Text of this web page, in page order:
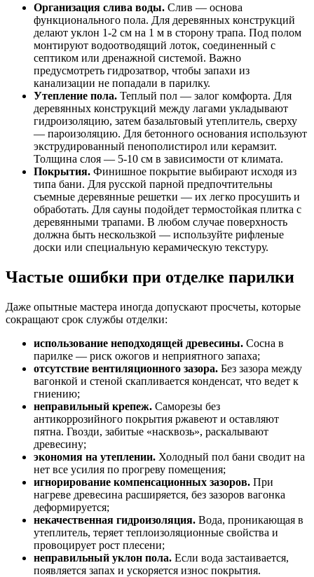
Организация слива воды. Слив — основа
функционального пола. Для деревянных конструкций
делают уклон 1-2 см на 1 м в сторону трапа. Под полом
монтируют водоотводящий лоток, соединенный с
септиком или дренажной системой. Важно
предусмотреть гидрозатвор, чтобы запахи из
канализации не попадали в парилку.
Утепление пола. Теплый пол — залог комфорта. Для
деревянных конструкций между лагами укладывают
гидроизоляцию, затем базальтовый утеплитель, сверху
— пароизоляцию. Для бетонного основания используют
экструдированный пенополистирол или керамзит.
Толщина слоя — 5-10 см в зависимости от климата.
Покрытия. Финишное покрытие выбирают исходя из
типа бани. Для русской парной предпочтительны
съемные деревянные решетки — их легко просушить и
обработать. Для сауны подойдет термостойкая плитка с
деревянными трапами. В любом случае поверхность
должна быть нескользкой — используйте рифленые
доски или специальную керамическую текстуру.
Частые ошибки при отделке парилки
Даже опытные мастера иногда допускают просчеты, которые
сокращают срок службы отделки:
использование неподходящей древесины. Сосна в
парилке — риск ожогов и неприятного запаха;
отсутствие вентиляционного зазора. Без зазора между
вагонкой и стеной скапливается конденсат, что ведет к
гниению;
неправильный крепеж. Саморезы без
антикоррозийного покрытия ржавеют и оставляют
пятна. Гвозди, забитые «насквозь», раскалывают
древесину;
экономия на утеплении. Холодный пол бани сводит на
нет все усилия по прогреву помещения;
игнорирование компенсационных зазоров. При
нагреве древесина расширяется, без зазоров вагонка
деформируется;
некачественная гидроизоляция. Вода, проникающая в
утеплитель, теряет теплоизоляционные свойства и
провоцирует рост плесени;
неправильный уклон пола. Если вода застаивается,
появляется запах и ускоряется износ покрытия.